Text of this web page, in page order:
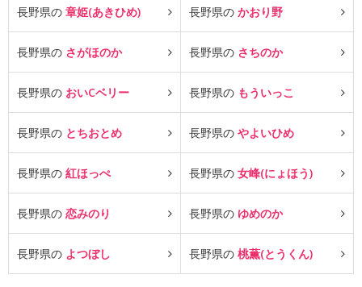
長野県の 章姫(あきひめ) 長野県の かおり野
長野県の さがほのか 長野県の さちのか
長野県の おいCベリー 長野県の もういっこ
長野県の とちおとめ 長野県の やよいひめ
長野県の 紅ほっぺ 長野県の 女峰(にょほう)
長野県の 恋みのり 長野県の ゆめのか
長野県の よつぼし 長野県の 桃薫(とうくん)